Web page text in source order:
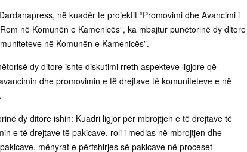
në kuadër te projektit “Promovimi dhe Avancimi i
në Komunën e Kamenicës”, ka mbajtur punëtorinë dy ditore
në Komunën e Kamenicës”.
dy ditore ishte diskutimi rreth aspekteve ligjore që
dhe promovimin e të drejtave të komuniteteve e në
dy ditore ishin: Kuadri ligjor për mbrojtjen e të drejtave të
e të drejtave të pakicave, roli i medias në mbrojtjen dhe
mënyrat e përfshirjes së pakicave në proceset